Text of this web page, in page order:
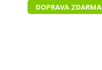
DOPRAVA ZDARMA